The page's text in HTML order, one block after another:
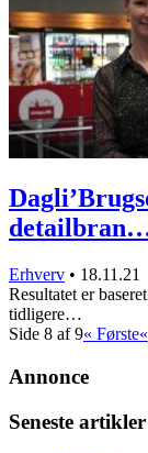
Erhverv • 18.11.21
Resultatet er
tidligere…
Side 8 af 9« Første«
Annonce
Seneste artikler